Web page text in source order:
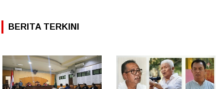
BERITA TERKINI